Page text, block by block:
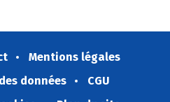
Mentions légales
données
CGU